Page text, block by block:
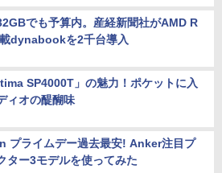
でも予算内。産経新聞社がAMD R
dynabookを2千台導入
SP4000T」の魅力！ポケットに入
ィオの醍醐味
プライムデー過去最安! Anker注目プ
ター3モデルを使ってみた